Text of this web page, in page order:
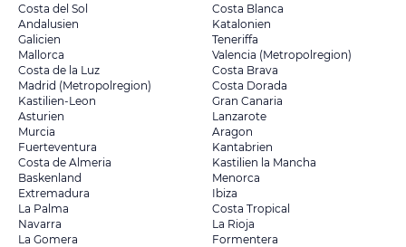
Costa del Sol
Costa Blanca
Andalusien
Katalonien
Galicien
Teneriffa
Mallorca
Valencia (Metropolregion)
Costa de la Luz
Costa Brava
Madrid (Metropolregion)
Costa Dorada
Kastilien-Leon
Gran Canaria
Asturien
Lanzarote
Murcia
Aragon
Fuerteventura
Kantabrien
Costa de Almeria
Kastilien la Mancha
Baskenland
Menorca
Extremadura
Ibiza
La Palma
Costa Tropical
Navarra
La Rioja
La Gomera
Formentera